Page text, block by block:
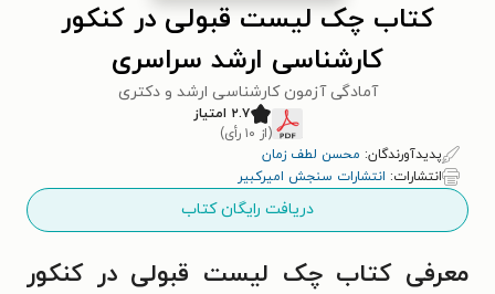
کتاب چک لیست قبولی در کنکور
کارشناسی ارشد سراسری
آمادگی آزمون کارشناسی ارشد و دکتری
۲.۷ امتیاز
(از ۱۰ رأی)
پدیدآورندگان: محسن لطف زمان
انتشارات: انتشارات سنجش امیرکبیر
دریافت رایگان کتاب
معرفی کتاب چک لیست قبولی در کنکور